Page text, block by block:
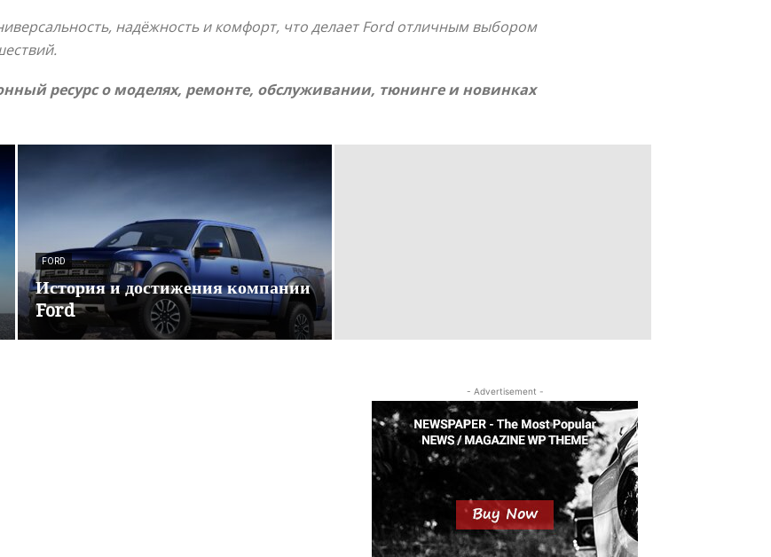
надёжность и комфорт, что делает Ford отличным выбором
ресурс о моделях, ремонте, обслуживании, тюнинге и новинках
FORD
История и достижения компании
Ford
- Advertisement -